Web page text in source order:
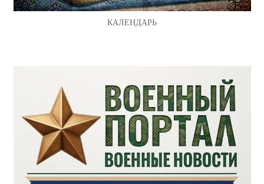
КАЛЕНДАРЬ